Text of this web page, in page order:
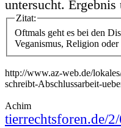
untersucht. Ergebnis
Zitat:
Oftmals geht es bei den
Veganismus, Religion oder
http://www.az-web.de/
schreibt-Abschlussarbeit-
Achim
tierrechtsforen.de/